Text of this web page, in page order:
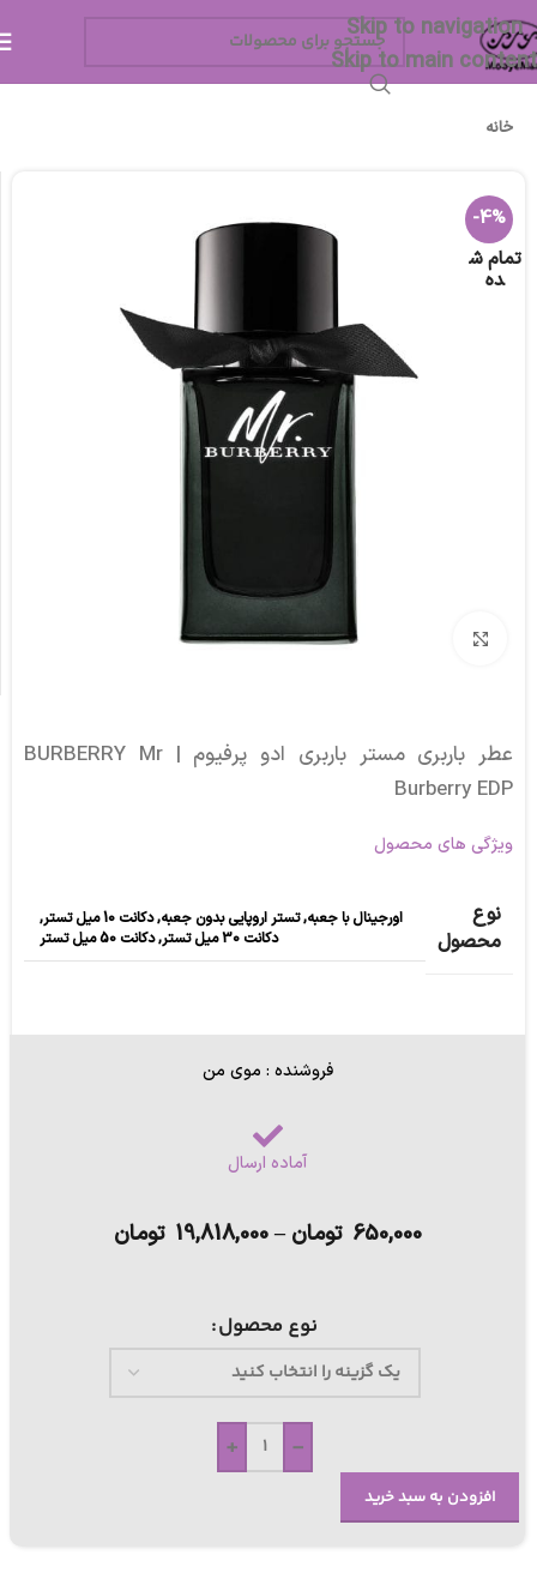
Skip to navigation
Skip to main content
خانه
-4%
تمام ش
ده
برای بزرگنمایی کلیک کنید
عطر باربری مستر باربری ادو پرفیوم | BURBERRY Mr
Burberry EDP
ویژگی های محصول
نوع
محصول
اورجینال با جعبه,تستر اروپایی بدون جعبه,دکانت 10 میل تستر
,
دکانت 30 میل تستر
,دکانت 50 میل تستر
فروشنده : موی من
آماده ارسال
650,000 تومان –
19,818,000 تومان
نوع محصول
-
+
افزودن به سبد خرید